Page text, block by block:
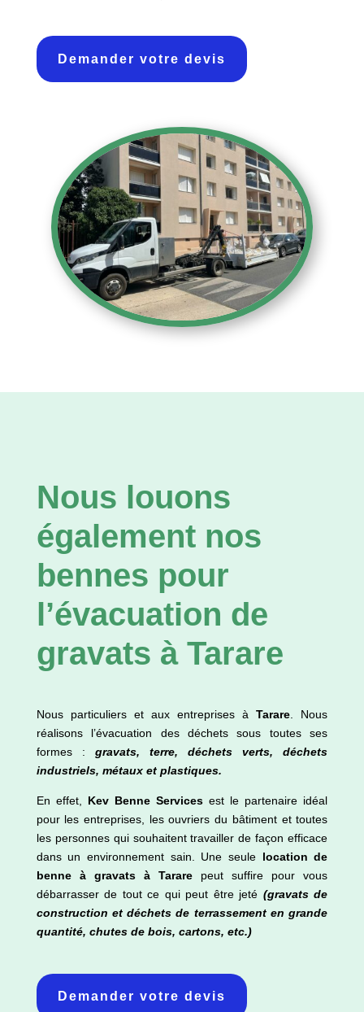
Demander votre devis
Nous louons
également nos
bennes pour
l’évacuation de
gravats à Tarare
Nous particuliers et aux entreprises àTarare . Nous
réalisons l’évacuation des déchets sous toutes ses
formes : gravats, terre, déchets verts, déchets
industriels, métaux et plastiques.
En effet, Kev Benne Services est le partenaire idéal
pour les entreprises, les ouvriers du bâtiment et toutes
les personnes qui souhaitent travailler de façon efficace
dans un environnement sain. Une seule location de
benne à gravats à
Tarare peut suffire pour vous
débarrasser de tout ce qui peut être jeté (gravats de
construction et déchets de terrassement en grande
quantité, chutes de bois, cartons, etc.)
Demander votre devis